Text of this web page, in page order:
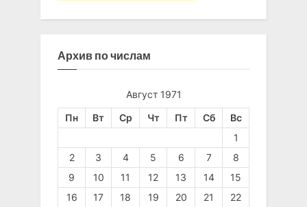
Архив по числам
Август 1971
Пн Вт Ср Чт Пт Сб
Вс
1
2
3 4 5 6 7
8
9
10 11 12 13 14
15
16
17 18 19 20 21
22